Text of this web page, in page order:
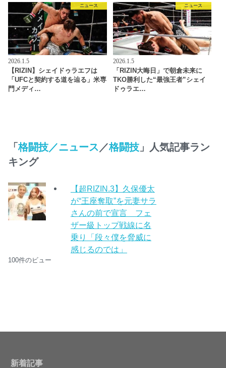
ニュース
2026.1.5
【RIZIN】シェイドゥラエフは
「UFCと契約する道を辿る」米専
門メディ…
ニュース
2026.1.5
「RIZIN大晦日」で朝倉未来に
TKO勝利した“最強王者”シェイ
ドゥラエ…
「格闘技／ニュース ／格闘技 」人気記事ラン
キング
【超RIZIN.3】久保優太
が“王座奪取”を元妻サラ
さんの前で宣言 フェ
ザー級トップ戦線に名
乗り「段々僕を脅威に
感じるのでは」
100件のビュー
新着記事